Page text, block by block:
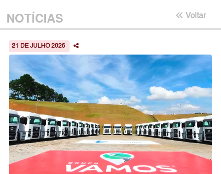
NOTÍCIAS Voltar
21 DE JULHO 2026